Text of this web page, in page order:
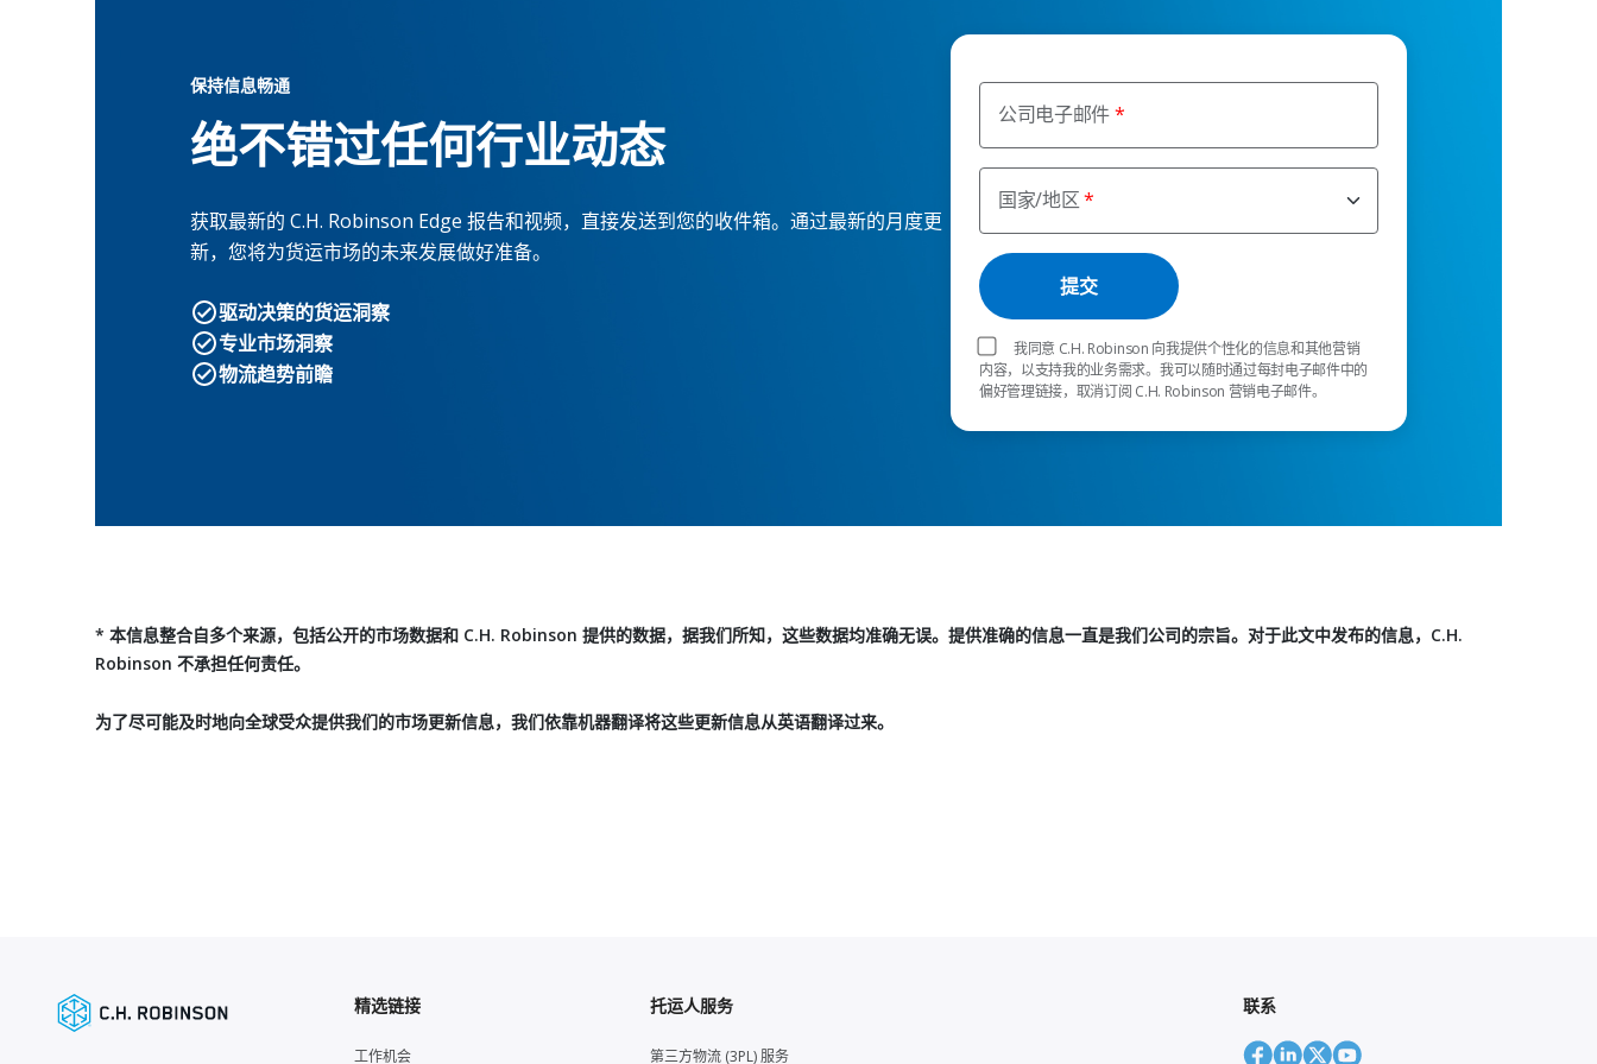
公司电子邮件
国家/地区
我同意 C.H. Robinson 向我提供个性化的信息和其他营销
内容，以支持我的业务需求。我可以随时通过每封电子邮件中的
偏好管理链接，取消订阅 C.H. Robinson 营销电子邮件。
保持信息畅通
绝不错过任何行业动态
获取最新的 C.H. Robinson Edge 报告和视频，直接发送到您的收件箱。通过最新的月度更
新，您将为货运市场的未来发展做好准备。
驱动决策的货运洞察
专业市场洞察
物流趋势前瞻
* 本信息整合自多个来源，包括公开的市场数据和 C.H. Robinson 提供的数据，据我们所知，这些数据均准确无误。提供准确的信息一直是我们公司的宗旨。对于此文中发布的信息，C.H.
Robinson 不承担任何责任。
为了尽可能及时地向全球受众提供我们的市场更新信息，我们依靠机器翻译将这些更新信息从英语翻译过来。
精选链接
工作机会
托运人服务
第三方物流 (3PL) 服务
联系